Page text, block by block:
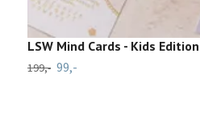
LSW Mind Cards - Kids Edition
199,- 99,-